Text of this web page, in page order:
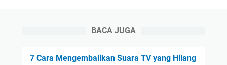
BACA JUGA
7 Cara Mengembalikan Suara TV yang Hilang